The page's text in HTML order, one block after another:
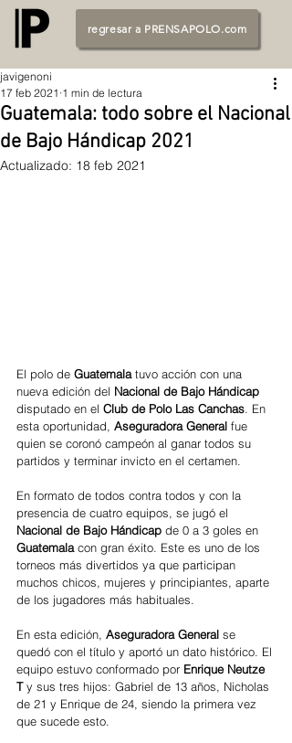
regresar a PRENSAPOLO.com
Guatemala: todo sobre el Nacional
de Bajo Hándicap 2021
javigenoni
17 feb 2021 1 min de lectura
Actualizado: 18 feb 2021
El polo de Guatemala tuvo acción con una
nueva edición del Nacional de Bajo Hándicap
disputado en el Club de Polo Las Canchas. En
esta oportunidad, Aseguradora General fue
quien se coronó campeón al ganar todos su
partidos y terminar invicto en el certamen.
En formato de todos contra todos y con la
presencia de cuatro equipos, se jugó el
Nacional de Bajo Hándicap de 0 a 3 goles en
Guatemala con gran éxito. Este es uno de los
torneos más divertidos ya que participan
muchos chicos, mujeres y principiantes, aparte
de los jugadores más habituales.
En esta edición, Aseguradora General se
quedó con el título y aportó un dato histórico. El
equipo estuvo conformado por Enrique Neutze
T y sus tres hijos: Gabriel de 13 años, Nicholas
de 21 y Enrique de 24, siendo la primera vez
que sucede esto.